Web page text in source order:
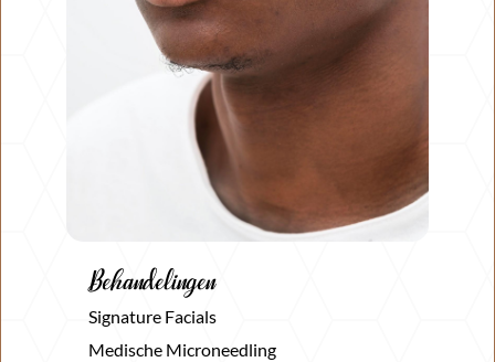
Behandelingen
Signature Facials
Medische Microneedling